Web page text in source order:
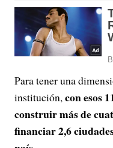
Para tener una
institución,con esos
construir más de
financiar 2,6